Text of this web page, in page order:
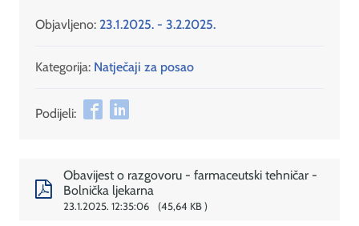
Objavljeno: 23.1.2025. - 3.2.2025.
Kategorija: Natječaji za posao
Podijeli:
Obavijest o razgovoru - farmaceutski tehničar -
Bolnička ljekarna
23.1.2025. 12:35:06 45,64 KB